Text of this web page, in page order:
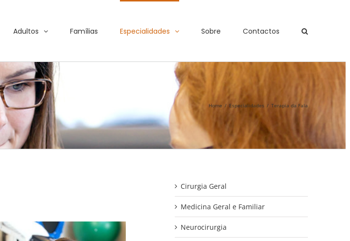
Adultos Famílias Especialidades Sobre Contactos
Home / Especialidades / Terapia da Fala
Cirurgia Geral
Medicina Geral e Familiar
Neurocirurgia